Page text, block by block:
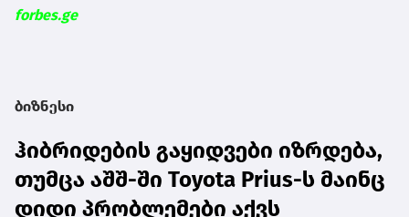
forbes.ge
ბიზნესი
ჰიბრიდების გაყიდვები იზრდება,
თუმცა აშშ-ში Toyota Prius-ს მაინც
დიდი პრობლემები აქვს